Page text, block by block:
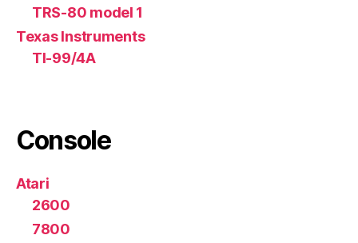
TRS-80 model 1
Texas Instruments
TI-99/4A
Console
Atari
2600
7800